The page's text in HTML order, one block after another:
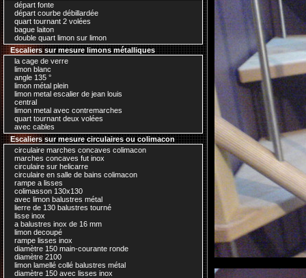
départ fonte
départ courbe débillardée
quart tournant 2 volées
bague laiton
double quart limon sur limon
Escaliers sur mesure limons métalliques
la cage de verre
limon blanc
angle 135 °
limon métal plein
limon metal escalier de jean louis
central
limon metal avec contremarches
quart tournant deux volées
avec cables
Escaliers sur mesure circulaires ou colimacon
circulaire marches concaves colimacon
marches concaves fut inox
circulaire sur helicarre
circulaire en salle de bains colimacon
rampe a lisses
colimasson 130x130
avec limon balustres métal
lierre de 130 balustres tourné
lisse inox
a balustres inox de 16 mm
limon decoupé
rampe lisses inox
diamètre 150 main-courante ronde
diamètre 2100
limon lamellé collé balustres métal
diamètre 150 avec lisses inox